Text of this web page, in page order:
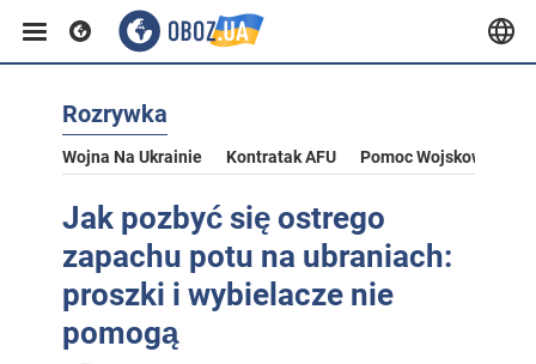
Rozrywka
Wojna Na Ukrainie Kontratak AFU Pomoc Wojskowa Dla
Jak pozbyć się ostrego
zapachu potu na ubraniach:
proszki i wybielacze nie
pomogą